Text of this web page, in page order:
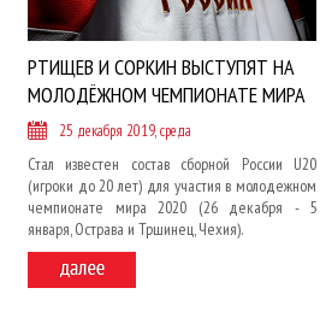
РТИЩЕВ И СОРКИН ВЫСТУПЯТ НА
МОЛОДЁЖНОМ ЧЕМПИОНАТЕ МИРА
25 декабря 2019, среда
Стал известен состав сборной России U20
(игроки до 20 лет) для участия в молодежном
чемпионате мира 2020 (26 декабря - 5
января, Острава и Тршинец, Чехия).